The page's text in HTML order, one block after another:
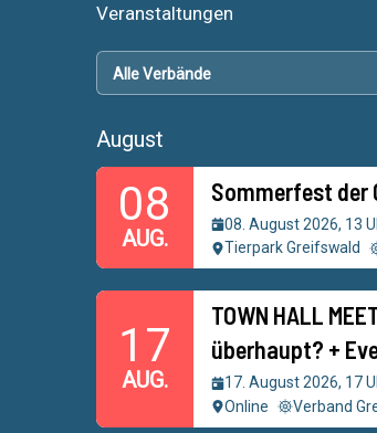
Veranstaltungen
August
08
AUG.
Sommerfest der
08. August 2026, 13
Tierpark Greifswald
17
AUG.
TOWN HALL
überhaupt? +
17. August 2026, 17
Online
Verband